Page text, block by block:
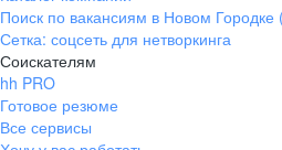
+7 861 205-55-57
pr@krd.hh.ru
Владивосток
пер. Ланинский д. 4, офис 3.4
Поиск по вакансиям в Новом
Сетка: соцсеть для нетворкинга
Соискателям
hh PRO
Готовое резюме
Все сервисы